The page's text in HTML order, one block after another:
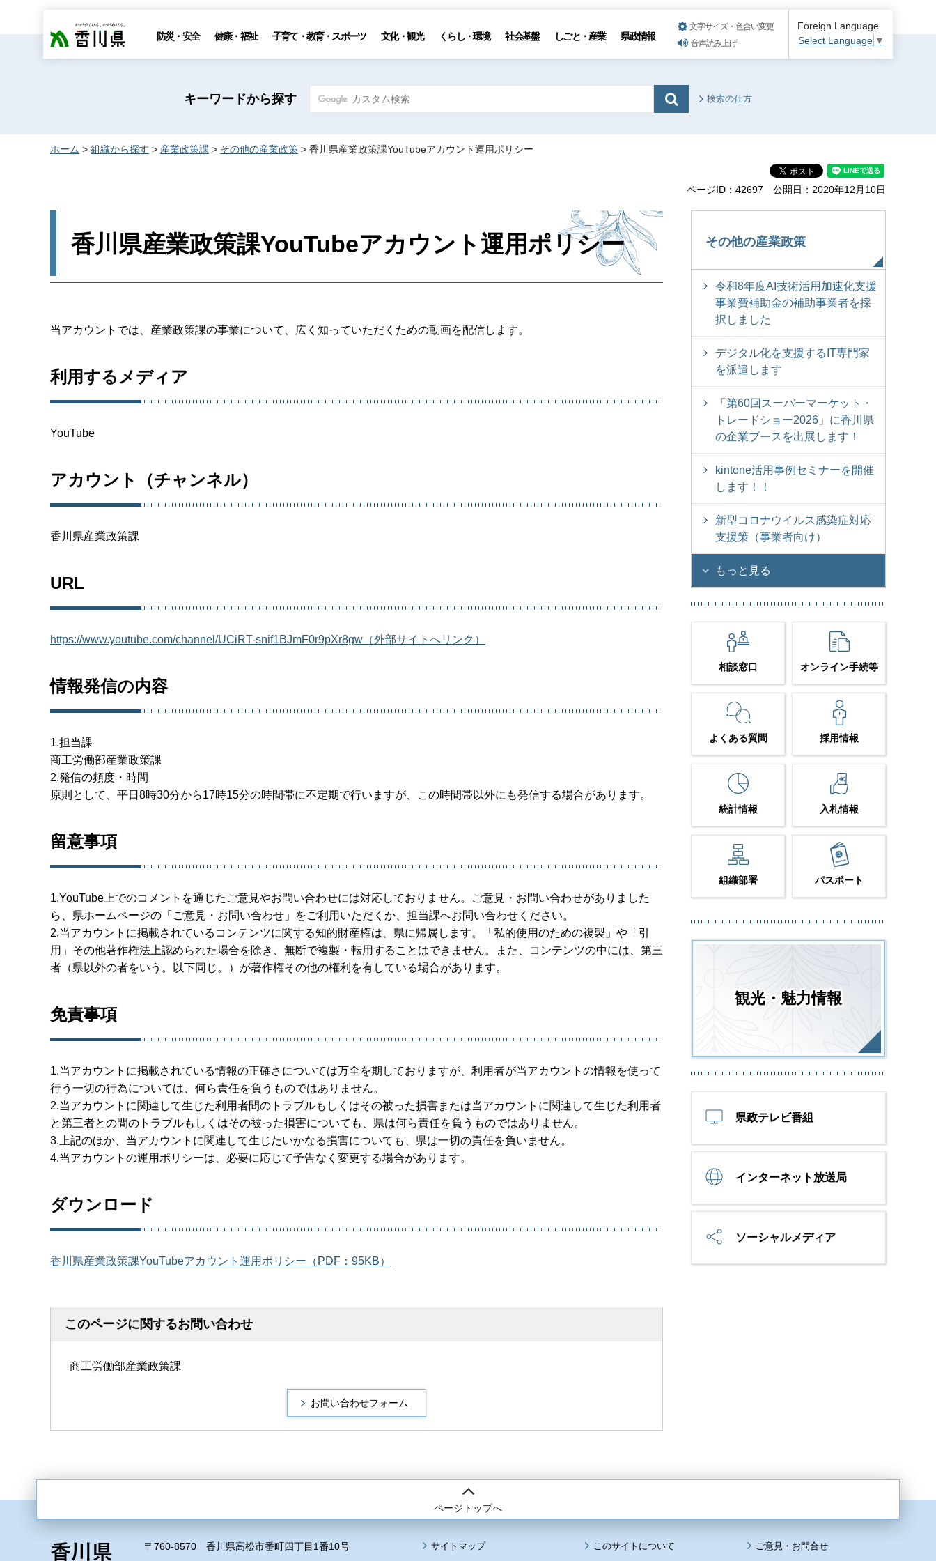
香川県 防災・安全 健康・福祉 子育て・教育・スポーツ 文化・観光 くらし・環境 社会基盤 しごと・産業 県政情報
文字サイズ・色合い変更
音声読み上げ
Foreign Language
Select Language ▼
キーワードから探す 検索の仕方
ホーム > 組織から探す > 産業政策課 > その他の産業政策 > 香川県産業政策課YouTubeアカウント運用ポリシー
ページID：42697 公開日：2020年12月10日
香川県産業政策課YouTubeアカウント運用ポリシー
当アカウントでは、産業政策課の事業について、広く知っていただくための動画を配信します。
利用するメディア
YouTube
アカウント（チャンネル）
香川県産業政策課
URL
https://www.youtube.com/channel/UCiRT-snif1BJmF0r9pXr8gw（外部サイトへリンク）
情報発信の内容
1.担当課
商工労働部産業政策課
2.発信の頻度・時間
原則として、平日8時30分から17時15分の時間帯に不定期で行いますが、この時間帯以外にも発信する場合があります。
留意事項
1.YouTube上でのコメントを通じたご意見やお問い合わせには対応しておりません。ご意見・お問い合わせがありました
ら、県ホームページの「ご意見・お問い合わせ」をご利用いただくか、担当課へお問い合わせください。
2.当アカウントに掲載されているコンテンツに関する知的財産権は、県に帰属します。「私的使用のための複製」や「引
用」その他著作権法上認められた場合を除き、無断で複製・転用することはできません。また、コンテンツの中には、第三
者（県以外の者をいう。以下同じ。）が著作権その他の権利を有している場合があります。
免責事項
1.当アカウントに掲載されている情報の正確さについては万全を期しておりますが、利用者が当アカウントの情報を使って
行う一切の行為については、何ら責任を負うものではありません。
2.当アカウントに関連して生じた利用者間のトラブルもしくはその被った損害または当アカウントに関連して生じた利用者
と第三者との間のトラブルもしくはその被った損害についても、県は何ら責任を負うものではありません。
3.上記のほか、当アカウントに関連して生じたいかなる損害についても、県は一切の責任を負いません。
4.当アカウントの運用ポリシーは、必要に応じて予告なく変更する場合があります。
ダウンロード
香川県産業政策課YouTubeアカウント運用ポリシー（PDF：95KB）
このページに関するお問い合わせ
商工労働部産業政策課
その他の産業政策
令和8年度AI技術活用加速化支援
事業費補助金の補助事業者を採
択しました
デジタル化を支援するIT専門家
を派遣します
「第60回スーパーマーケット・
トレードショー2026」に香川県
の企業ブースを出展します！
kintone活用事例セミナーを開催
します！！
新型コロナウイルス感染症対応
支援策（事業者向け）
もっと見る
相談窓口 オンライン手続等
よくある質問 採用情報
統計情報 入札情報
組織部署 パスポート
観光・魅力情報
県政テレビ番組
インターネット放送局
ソーシャルメディア
ページトップへ
〒760-8570 香川県高松市番町四丁目1番10号 サイトマップ このサイトについて